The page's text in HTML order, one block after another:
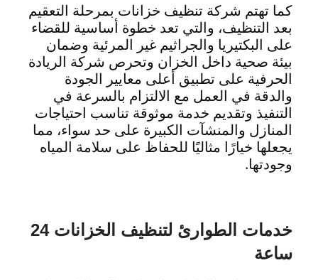
كما تهتم شركة تنظيف خزانات بمرحلة التعقيم
بعد التنظيف، والتي تعد خطوة أساسية للقضاء
على البكتيريا والجراثيم غير المرئية وضمان
بيئة صحية داخل الخزان وتحرص شركة الريادة
الحرفية على تطبيق أعلى معايير الجودة
والدقة في العمل مع الالتزام بالسرعة في
التنفيذ وتقديم خدمة موثوقة تناسب احتياجات
المنازل والمنشآت الكبيرة على حد سواء، مما
يجعلها خيارًا مثاليًا للحفاظ على سلامة المياه
وجودتها.
خدمات الطوارئ لتنظيف الخزانات 24
ساعة